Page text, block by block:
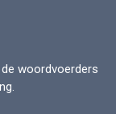
woordvoerders